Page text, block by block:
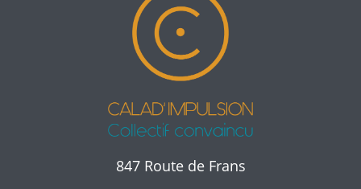
847 Route de Frans